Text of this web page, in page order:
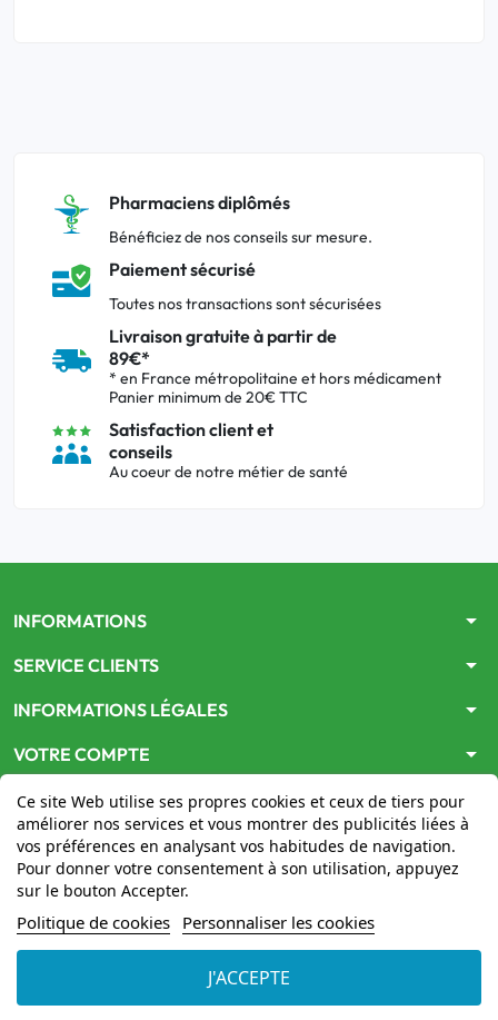
Pharmaciens diplômés
Bénéficiez de nos conseils sur mesure.
Paiement sécurisé
Toutes nos transactions sont sécurisées
Livraison gratuite à partir de
89€*
* en France métropolitaine et hors médicament
Panier minimum de 20€ TTC
Satisfaction client et
conseils
Au coeur de notre métier de santé
INFORMATIONS arrow_drop_down
SERVICE CLIENTS arrow_drop_down
INFORMATIONS LÉGALES arrow_drop_down
VOTRE COMPTE arrow_drop_down
Ce site Web utilise ses propres cookies et ceux de tiers pour
améliorer nos services et vous montrer des publicités liées à
vos préférences en analysant vos habitudes de navigation.
Pour donner votre consentement à son utilisation, appuyez
sur le bouton Accepter.
Politique de cookies Personnaliser les cookies
J'ACCEPTE
www.mon-pharmacien-conseil.com
par le Ministère de la Santépour la vente en ligne de
médicaments. Vérifiez-le en cliquantici